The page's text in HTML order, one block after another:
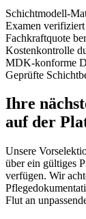
Schichtmodell-
Examen verifiziert
Fachkraftquote
Kostenkontrolle
MDK-konforme
Geprüfte
Ihre
auf der
Unsere
über ein gültiges
verfügen. Wir
Flut an